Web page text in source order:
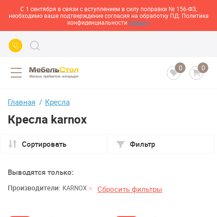
С 1 сентября в связи с вступлением в силу поправки № 156-ФЗ,
необходимо ваше подтверждение согласия на обработку ПД. Политика
конфиденциальности здесь>>
0 0
Главная Кресла
Кресла karnox
Сортировать Фильтр
Выводятся только:
Производители: KARNOX Сбросить фильтры